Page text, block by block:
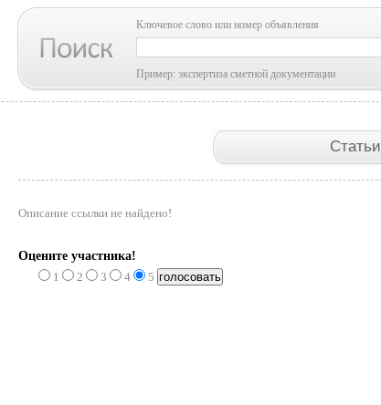
Ключевое слово или номер объявления
Пример: экспертиза сметной документации
Статьи
Описание ссылки не найдено!
Оцените участника!
1 2 3 4 5